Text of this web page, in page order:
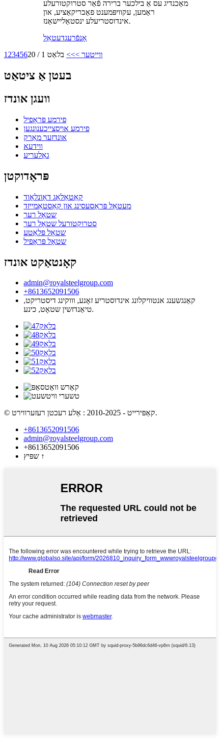
מאַכנדיג עס אַ בילכער ברירה פֿאַר סטרוקטורעלע
ראַמען, עקוויפּמענט פאַבריקאַציע, און
אינדוסטריעלע ינסטאַליישאַנז.
אָנפֿרעגדעטאַל
1 23456 ווייטער >>> בלאַט 1 / 20
בעטן אַ ציטאַט
וועגן אונדז
פירמע פּראָפיל
פירמע אויסצייכענונגען
אונדזער מאַרק
ווידעא
גאַלעריע
פּראָדוקטן
קאַטאַלאָג דאַונלאָוד
מעטאַל פּראַסעסינג און קאַסטאַמייזד
שטאָל רער
סטרוקטורעל שטאָל רער
שטאָל פּלאַטע
שטאָל פּראָפיל
קאָנטאַקט אונדז
admin@royalsteelgroup.com
+8613652091506
קאַנגשענג אנטוויקלונג אינדוסטריע זאָנע, וווקינג דיסטריקט,
טיאַנדזשין שטאָט, כינע.
© קאַפּירייט - 2010-2025 : אַלע רעכטן רעזערווירט.
+8613652091506
admin@royalsteelgroup.com
+8613652091506
שפּיץ ↑